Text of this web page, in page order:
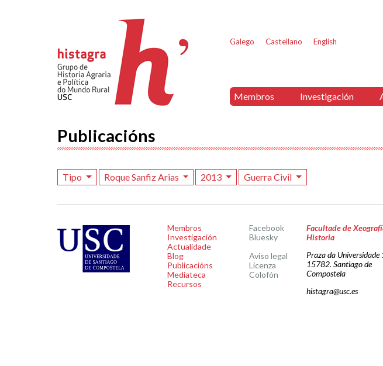
Galego Castellano English
Membros Investigación
Publicacións
Tipo Roque Sanfiz Arias 2013 Guerra Civil
Membros
Investigación
Actualidade
Blog
Publicacións
Mediateca
Recursos
Facebook
Bluesky
Aviso legal
Licenza
Colofón
Facultade de
Historia
Praza da Universidade
15782. Santiago de
Compostela
histagra@usc.es